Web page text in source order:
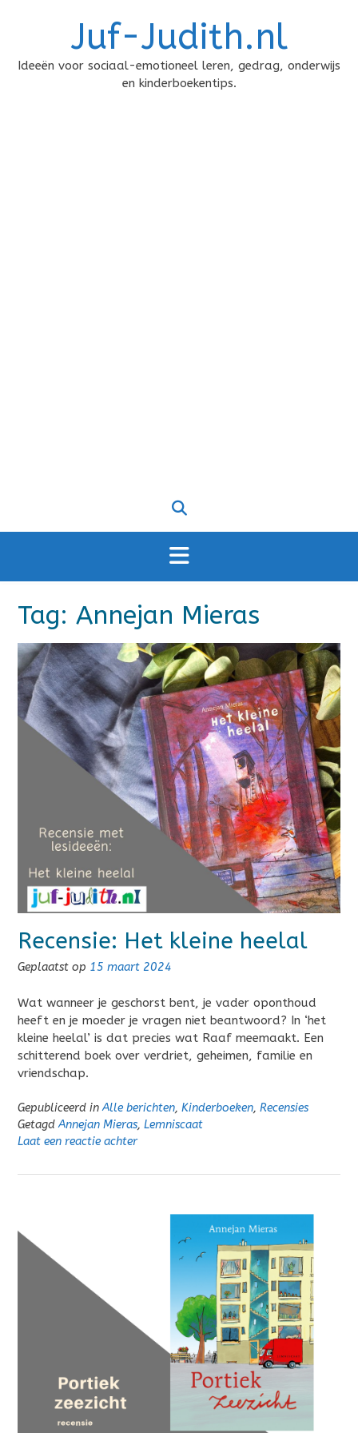
Juf-Judith.nl
Ideeën voor sociaal-emotioneel leren, gedrag, onderwijs
en kinderboekentips.
Tag: Annejan Mieras
Recensie: Het kleine heelal
Geplaatst op 15 maart 2024
Wat wanneer je geschorst bent, je vader oponthoud
heeft en je moeder je vragen niet beantwoord? In ‘het
kleine heelal’ is dat precies wat Raaf meemaakt. Een
schitterend boek over verdriet, geheimen, familie en
vriendschap.
Gepubliceerd inAlle berichten, Kinderboeken, Recensies
GetagdAnnejan Mieras, Lemniscaat
Laat een reactie achter